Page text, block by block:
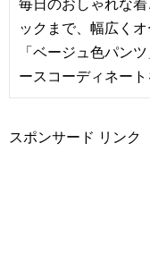
毎日のおしゃれな
ックまで、幅広く
「ベージュ色パン
ースコーディネート
スポンサード リンク